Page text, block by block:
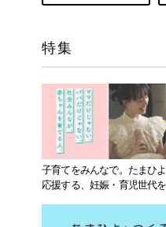
特集
子育てをみんなで。たまひ
応援する、妊娠・育児世代